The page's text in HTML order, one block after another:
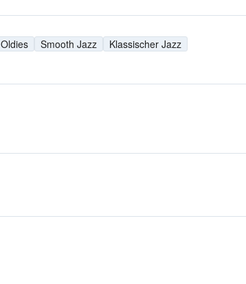
Oldies Smooth Jazz
Klassischer Jazz